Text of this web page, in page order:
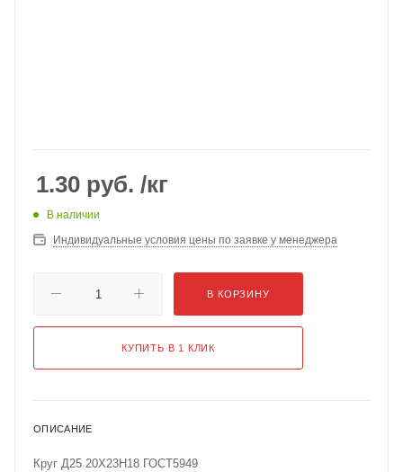
1.30 руб. /кг
В наличии
Индивидуальные условия цены по заявке у менеджера
В КОРЗИНУ
КУПИТЬ В 1 КЛИК
ОПИСАНИЕ
Круг Д25 20Х23Н18 ГОСТ5949